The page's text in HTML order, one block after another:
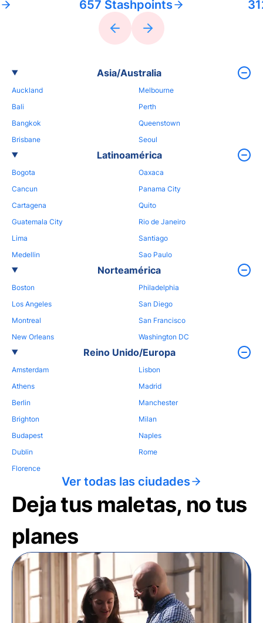
657 Stashpoints
Asia/Australia
Auckland
Bali
Bangkok
Brisbane
Melbourne
Perth
Queenstown
Seoul
Latinoamérica
Bogota
Cancun
Cartagena
Guatemala City
Lima
Medellin
Oaxaca
Panama City
Quito
Rio de Janeiro
Santiago
Sao Paulo
Norteamérica
Boston
Los Angeles
Montreal
New Orleans
Philadelphia
San Diego
San Francisco
Washington DC
Reino Unido/Europa
Amsterdam
Athens
Berlin
Brighton
Budapest
Dublin
Florence
Lisbon
Madrid
Manchester
Milan
Naples
Rome
Ver todas las ciudades
Deja tus maletas, no tus
planes